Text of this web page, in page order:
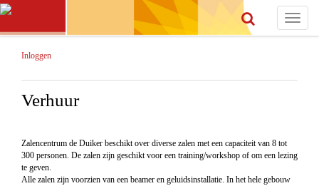
Toggle
Inloggen
Verhuur
Zalencentrum de Duiker beschikt over diverse zalen met een capaciteit van 8 tot
300 personen. De zalen zijn geschikt voor een training/workshop of om een lezing
te geven.
Alle zalen zijn voorzien van een beamer en geluidsinstallatie. In het hele gebouw